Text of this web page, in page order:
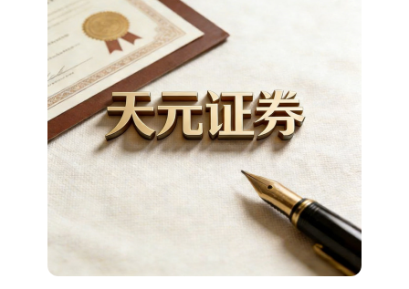
深证成指 14311.01 +200.89 +1.42%